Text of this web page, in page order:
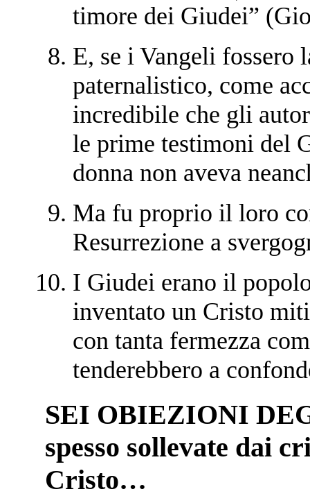
timore dei Giudei”
E, se i Vangeli fossero
paternalistico, come
incredibile che gli
le prime testimoni del
donna non aveva
Ma fu proprio il loro
Resurrezione a
I Giudei erano il
inventato un Cristo
con tanta fermezza
tenderebbero a
SEI OBIEZIONI
spesso sollevate dai
Cristo…